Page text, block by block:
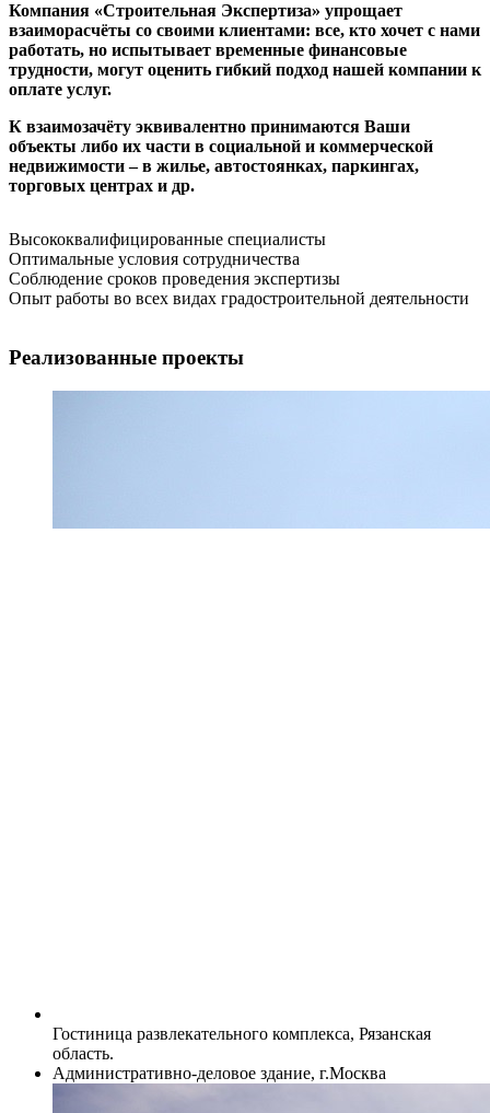
Компания «Строительная Экспертиза» упрощает
взаиморасчёты со своими клиентами: все, кто хочет с нами
работать, но испытывает временные финансовые
трудности, могут оценить гибкий подход нашей компании к
оплате услуг.
К взаимозачёту эквивалентно принимаются Ваши
объекты либо их части в социальной и коммерческой
недвижимости – в жилье, автостоянках, паркингах,
торговых центрах и др.
Высококвалифицированные специалисты
Оптимальные условия сотрудничества
Соблюдение сроков проведения экспертизы
Опыт работы во всех видах градостроительной деятельности
Реализованные проекты
Гостиница развлекательного комплекса, Рязанская
область.
Административно-деловое здание, г.Москва